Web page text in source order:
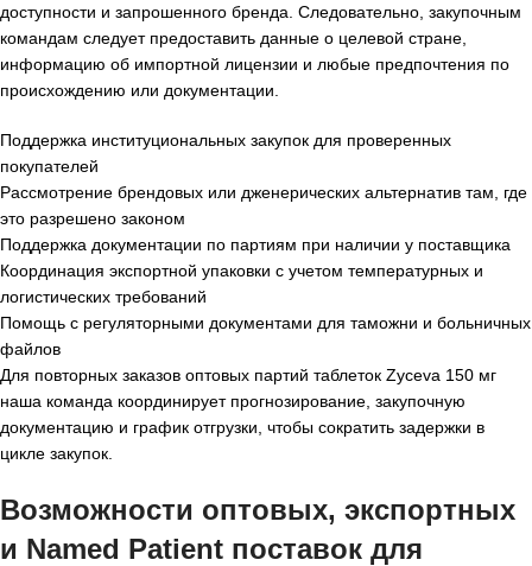
доступности и запрошенного бренда. Следовательно, закупочным
командам следует предоставить данные о целевой стране,
информацию об импортной лицензии и любые предпочтения по
происхождению или документации.
Поддержка институциональных закупок для проверенных
покупателей
Рассмотрение брендовых или дженерических альтернатив там, где
это разрешено законом
Поддержка документации по партиям при наличии у поставщика
Координация экспортной упаковки с учетом температурных и
логистических требований
Помощь с регуляторными документами для таможни и больничных
файлов
Для повторных заказов оптовых партий таблеток Zyceva 150 мг
наша команда координирует прогнозирование, закупочную
документацию и график отгрузки, чтобы сократить задержки в
цикле закупок.
Возможности оптовых, экспортных
и Named Patient поставок для